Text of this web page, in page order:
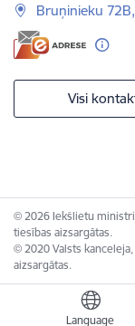
Language
Bruņinieku
Visi
© 2026 Iekšlietu
tiesības aizsargātas.
© 2020 Valsts
aizsargātas.